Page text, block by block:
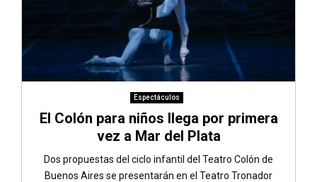
Espectáculos
El Colón para niños llega por primera
vez a Mar del Plata
Dos propuestas del ciclo infantil del Teatro Colón de
Buenos Aires se presentarán en el Teatro Tronador